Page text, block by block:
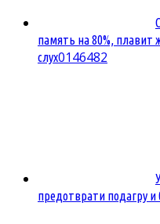
память на 80%, плавит
слух0146482
предотврати подагру и